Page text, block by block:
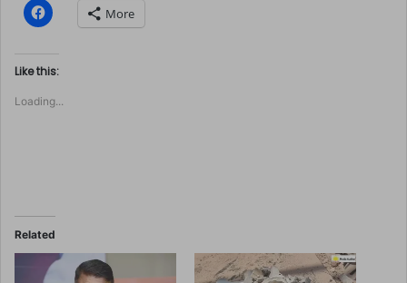
C
l
k
t
o
h
b
o
k
(
More
Like this:
Loading...
Related